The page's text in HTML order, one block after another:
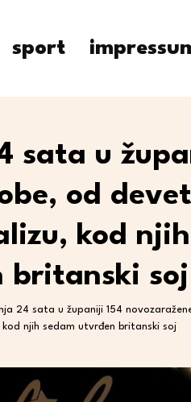
sport
sata u
od
kod
britanski soj
24 sata u županiji 154
njih sedam utvrđen britanski soj